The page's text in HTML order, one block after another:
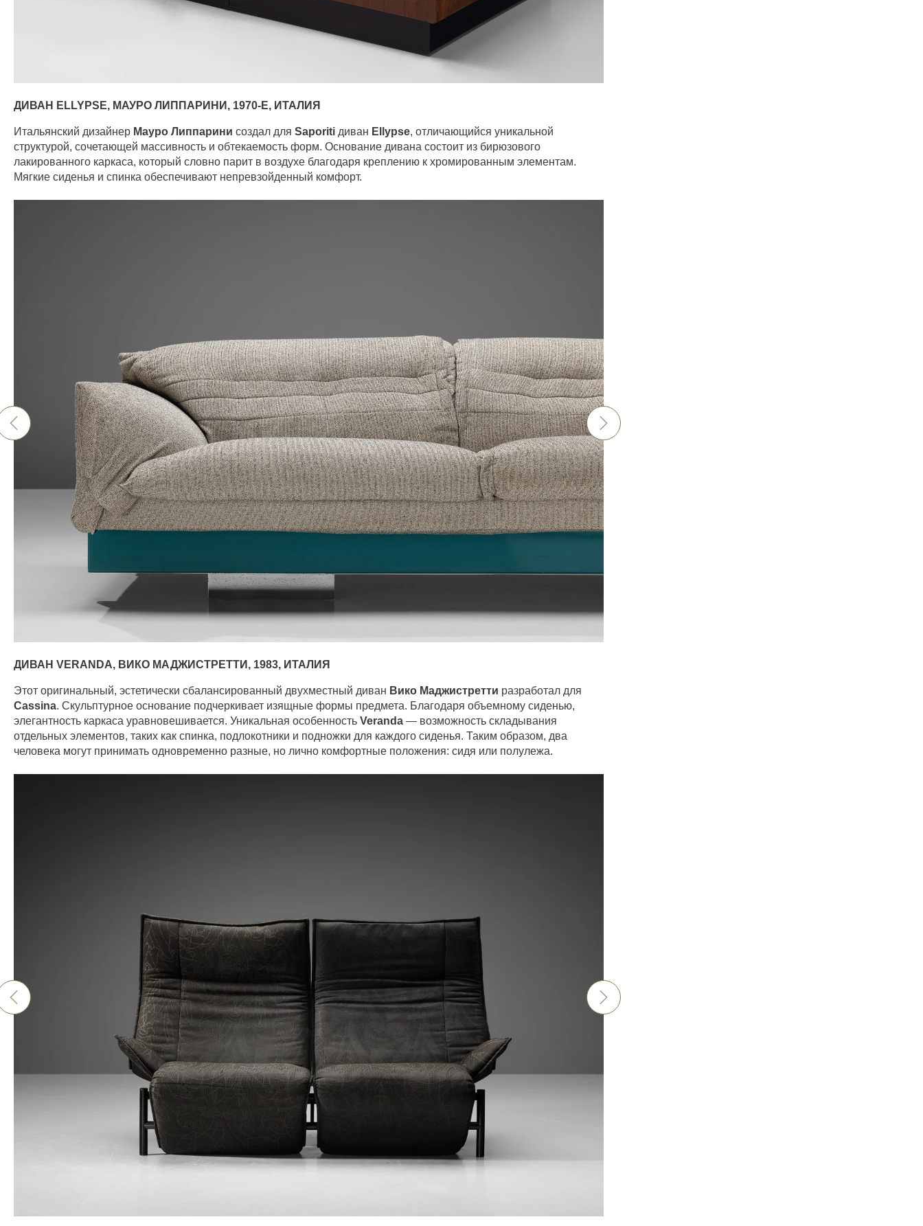
ДИВАН ELLYPSE, МАУРО ЛИППАРИНИ, 1970-Е, ИТАЛИЯ
Итальянский дизайнер Мауро Липпарини создал для Saporiti диван Ellypse, отличающийся уникальной
структурой, сочетающей массивность и обтекаемость форм. Основание дивана состоит из бирюзового
лакированного каркаса, который словно парит в воздухе благодаря креплению к хромированным элементам.
Мягкие сиденья и спинка обеспечивают непревзойденный комфорт.
ДИВАН VERANDA, ВИКО МАДЖИСТРЕТТИ, 1983, ИТАЛИЯ
Этот оригинальный, эстетически сбалансированный двухместный диван Вико Маджистретти разработал для
Cassina. Скульптурное основание подчеркивает изящные формы предмета. Благодаря объемному сиденью,
элегантность каркаса уравновешивается. Уникальная особенность Veranda — возможность складывания
отдельных элементов, таких как спинка, подлокотники и подножки для каждого сиденья. Таким образом, два
человека могут принимать одновременно разные, но лично комфортные положения: сидя или полулежа.